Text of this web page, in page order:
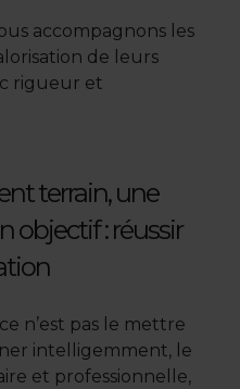
accompagnons les
de leurs
rigueur et
terrain, une
objectif : réussir
n’est pas le mettre
intelligemment, le
et professionnelle,